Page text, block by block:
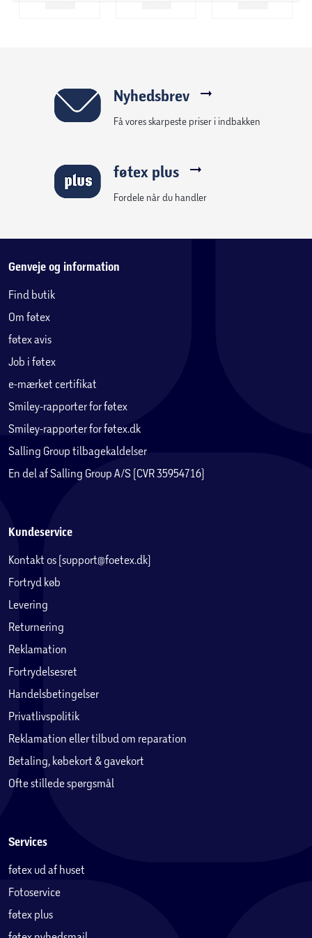
Nyhedsbrev
Få vores skarpeste priser i indbakken
føtex plus
Fordele når du handler
Genveje og information
Find butik
Om føtex
føtex avis
Job i føtex
e-mærket certifikat
Smiley-rapporter for føtex
Smiley-rapporter for føtex.dk
Salling Group tilbagekaldelser
En del af Salling Group A/S (CVR 35954716)
Kundeservice
Kontakt os (support@foetex.dk)
Fortryd køb
Levering
Returnering
Reklamation
Fortrydelsesret
Handelsbetingelser
Privatlivspolitik
Reklamation eller tilbud om reparation
Betaling, købekort & gavekort
Ofte stillede spørgsmål
Services
føtex ud af huset
Fotoservice
føtex plus